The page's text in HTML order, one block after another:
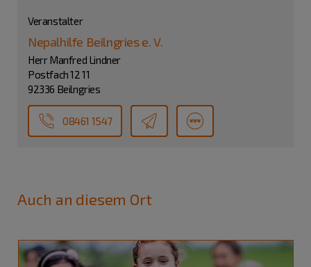
Veranstalter
Nepalhilfe Beilngries e. V.
Herr Manfred Lindner
Postfach 12 11
92336 Beilngries
08461 1547
Auch an diesem Ort